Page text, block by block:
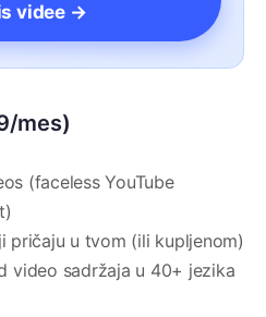
videe →
mes)
(faceless YouTube
pričaju u tvom (ili kupljenom)
video sadržaja u 40+ jezika